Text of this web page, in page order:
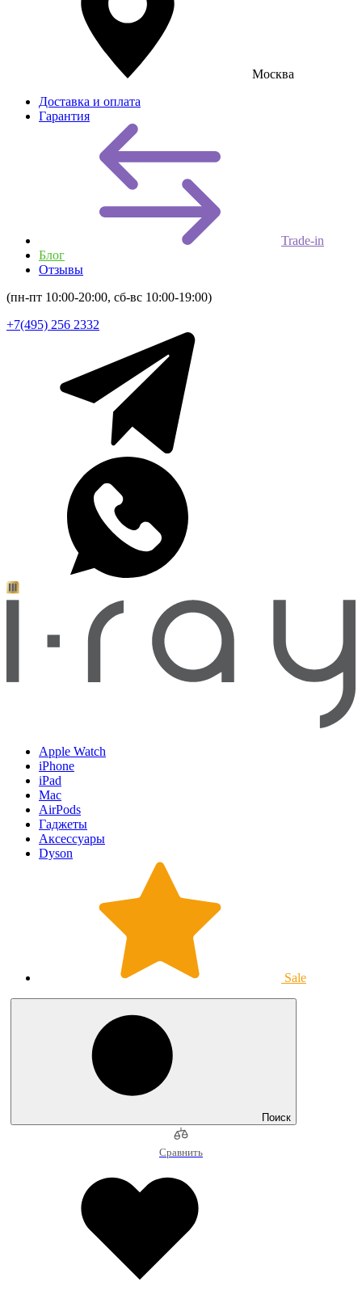
Москва
Доставка и оплата
Гарантия
Trade-in
Блог
Отзывы
(пн-пт 10:00-20:00, сб-вс 10:00-19:00)
+7(495) 256 2332
Apple Watch
iPhone
iPad
Mac
AirPods
Гаджеты
Аксессуары
Dyson
Sale
Поиск
Сравнить